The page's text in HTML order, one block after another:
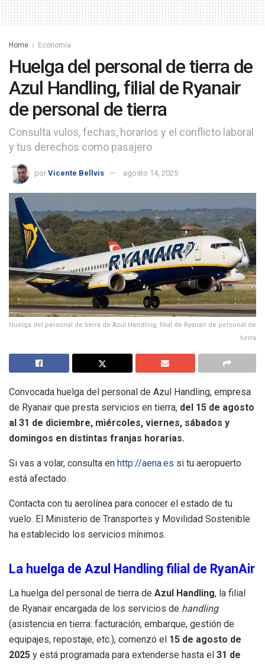
Home Economía
Huelga del personal de tierra de
Azul Handling, filial de Ryanair
de personal de tierra
Consulta vulos, fechas, horarios y el conflicto laboral
y tus derechos como pasajero
por Vicente Bellvis agosto 14, 2025
Huelga del personal de tierra de Azul Handling, filial de Ryanair de personal de
tierra
Convocada huelga del personal de Azul Handling, empresa
de Ryanair que presta servicios en tierra, del 15 de agosto
al 31 de diciembre, miércoles, viernes, sábados y
domingos en distintas franjas horarias.
Si vas a volar, consulta en http://aena.es si tu aeropuerto
está afectado.
Contacta con tu aerolínea para conocer el estado de tu
vuelo. El Ministerio de Transportes y Movilidad Sostenible
ha establecido los servicios mínimos.
La huelga de Azul Handling filial de RyanAir
La huelga del personal de tierra de Azul Handling, la filial
de Ryanair encargada de los servicios de handling
(asistencia en tierra: facturación, embarque, gestión de
equipajes, repostaje, etc.), comenzó el 15 de agosto de
2025 y está programada para extenderse hasta el 31 de